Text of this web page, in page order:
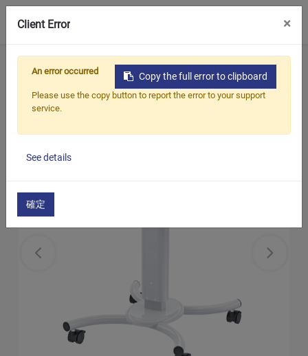
ホーム 製品
病院用医療用トロリー
Client Error ×
Copy the full error to clipboard
An error occurred
Please use the copy button to report the error to your support
service.
See details
確定